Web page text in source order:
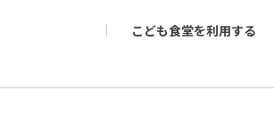
こども食堂を利用する